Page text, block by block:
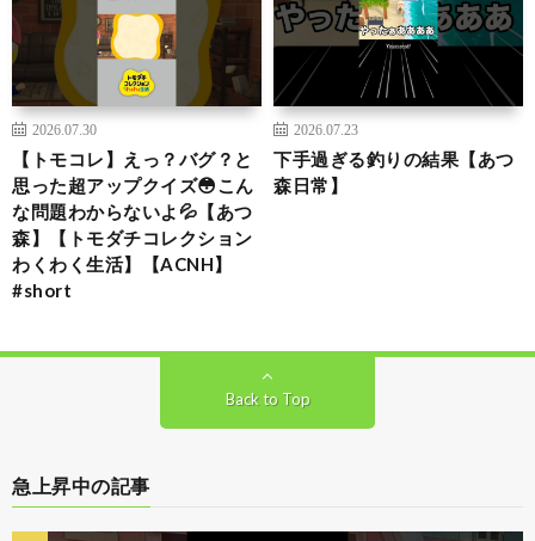
2026.07.30
【トモコレ】えっ？バグ？と
思った超アップクイズ😳こん
な問題わからないよ💦【あつ
森】【トモダチコレクション
わくわく生活】【ACNH】
#short
2026.07.23
下手過ぎる釣りの結果【あつ
森日常】
Back to Top
急上昇中の記事